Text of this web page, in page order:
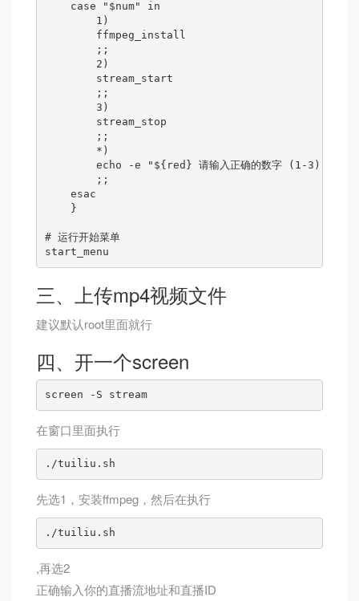
    case "$num" in
        1)
        ffmpeg_install
        ;;
        2)
        stream_start
        ;;
        3)
        stream_stop
        ;;
        *)
echo -e "${red} 请输入正确的数字 (1-3)
        ;;
    esac
    }
# 运行开始菜单
start_menu
三、上传mp4视频文件
建议默认root里面就行
四、开一个screen
screen -S stream
在窗口里面执行
./tuiliu.sh
先选1，安装ffmpeg，然后在执行
./tuiliu.sh
,再选2
正确输入你的直播流地址和直播ID